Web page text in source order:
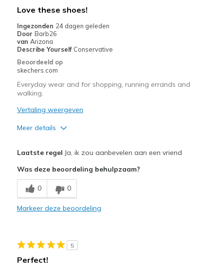
Beste toepassingen
Going Out
Travel
Width
Sizing
Feels true to size
Love these shoes!
Ingezonden 24 dagen geleden
Door Barb26
van Arizona
Describe Yourself Conservative
Beoordeeld op
skechers.com
Everyday wear and for shopping, running errands and
walking.
Vertaling weergeven
Meer details
Breathe Well
Comfortable
Beste toepassingen
Laatste regel Ja, ik zou aanbevelen aan een vriend
Was deze beoordeling behulpzaam?
0 0
Markeer deze beoordeling
5
Perfect!